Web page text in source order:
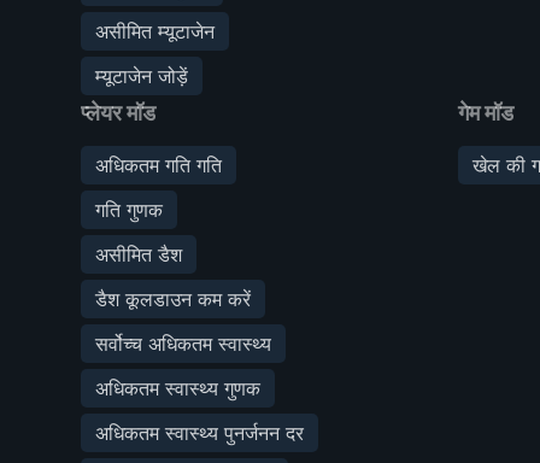
असीमित म्यूटाजेन
म्यूटाजेन जोड़ें
प्लेयर मॉड
अधिकतम गति गति
गति गुणक
असीमित डैश
डैश कूलडाउन कम करें
सर्वोच्च अधिकतम स्वास्थ्य
अधिकतम स्वास्थ्य गुणक
अधिकतम स्वास्थ्य पुनर्जनन दर
गेम मॉड
खेल की